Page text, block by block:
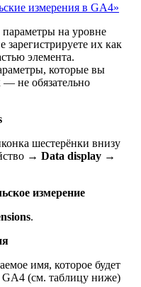
измерения в GA4»
параметры на уровне
зарегистрируете их как
элемента.
которые вы
— не обязательно
шестерёнки внизу
→ Data display →
измерение
.
имя, которое будет
GA4 (см. таблицу ниже)